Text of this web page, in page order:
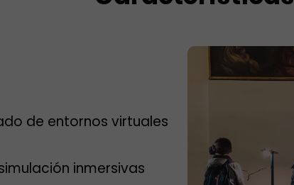
de entornos virtuales
inmersivas